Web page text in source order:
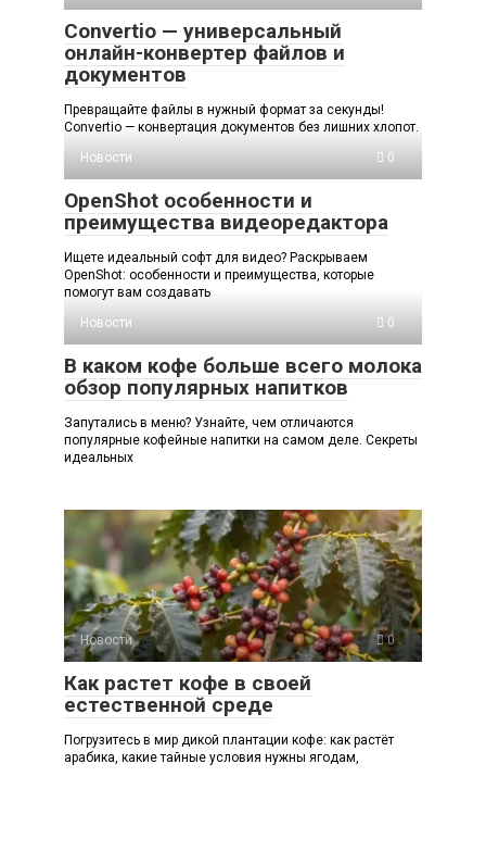
Convertio — универсальный
онлайн-конвертер файлов и
документов
Превращайте файлы в нужный формат за секунды!
Convertio — конвертация документов без лишних хлопот.
Новости
0
OpenShot особенности и
преимущества видеоредактора
Ищете идеальный софт для видео? Раскрываем
OpenShot: особенности и преимущества, которые
помогут вам создавать
Новости
0
В каком кофе больше всего молока
обзор популярных напитков
Запутались в меню? Узнайте, чем отличаются
популярные кофейные напитки на самом деле. Секреты
идеальных
Новости 0
Как растет кофе в своей
естественной среде
Погрузитесь в мир дикой плантации кофе: как растёт
арабика, какие тайные условия нужны ягодам,